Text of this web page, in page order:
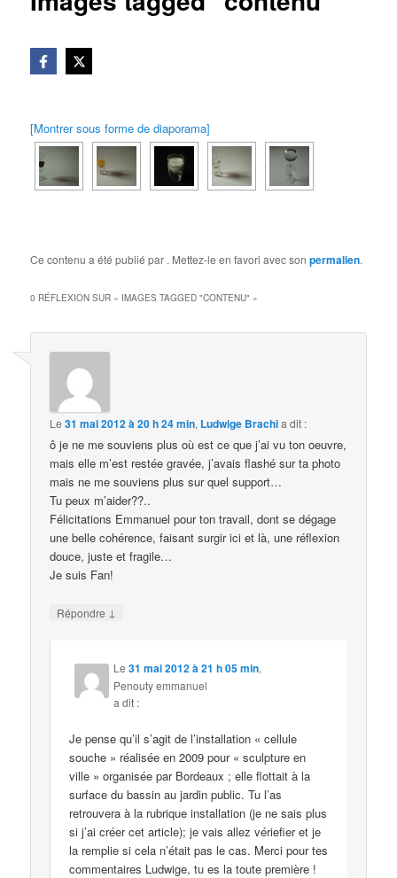
[Montrer sous forme de diaporama]
Ce contenu a été publié par . Mettez-le en favori avec sonpermalien.
0 RÉFLEXION SUR « IMAGES TAGGED "CONTENU" »
Le31 mai 2012 à 20 h 24 min, Ludwige Brachia dit :
ô je ne me souviens plus où est ce que j’ai vu ton oeuvre,
mais elle m’est restée gravée, j’avais flashé sur ta photo
mais ne me souviens plus sur quel support…
Tu peux m’aider??..
Félicitations Emmanuel pour ton travail, dont se dégage
une belle cohérence, faisant surgir ici et là, une réflexion
douce, juste et fragile…
Je suis Fan!
Répondre ↓
Le31 mai 2012 à 21 h 05 min,
Penouty emmanuel
a dit :
Je pense qu’il s’agit de l’installation « cellule
souche » réalisée en 2009 pour « sculpture en
ville » organisée par Bordeaux ; elle flottait à la
surface du bassin au jardin public. Tu l’as
retrouvera à la rubrique installation (je ne sais plus
si j’ai créer cet article); je vais allez vériefier et je
la remplie si cela n’était pas le cas. Merci pour tes
commentaires Ludwige, tu es la toute première !